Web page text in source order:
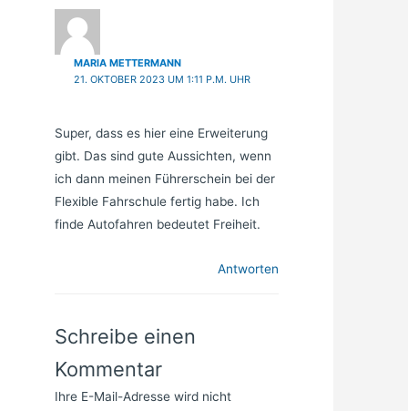
MARIA METTERMANN
21. OKTOBER 2023 UM 1:11 P.M. UHR
Super, dass es hier eine Erweiterung
gibt. Das sind gute Aussichten, wenn
ich dann meinen Führerschein bei der
Flexible Fahrschule fertig habe. Ich
finde Autofahren bedeutet Freiheit.
Antworten
Schreibe einen
Kommentar
Ihre E-Mail-Adresse wird nicht